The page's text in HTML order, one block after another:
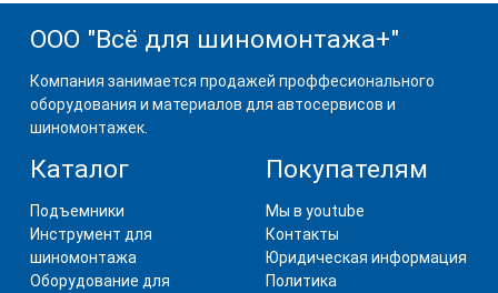
ООО "Всё для шиномонтажа+"
Компания занимается продажей проффесионального
оборудования и материалов для автосервисов и
шиномонтажек.
Каталог
Подъемники
Инструмент для
шиномонтажа
Оборудование для
Покупателям
Мы в youtube
Контакты
Юридическая информация
Политика